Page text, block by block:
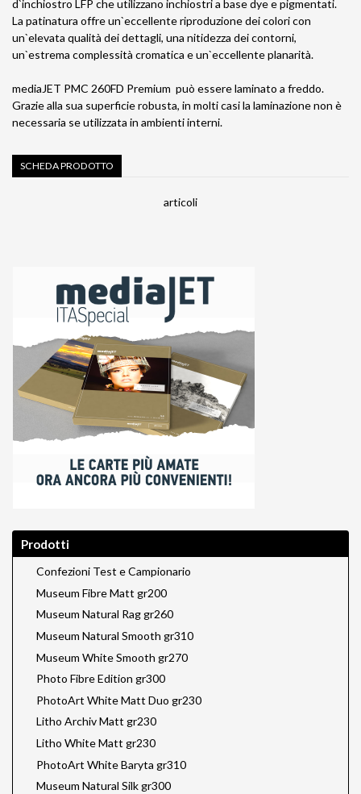
d`inchiostro LFP che utilizzano inchiostri a base dye e pigmentati.
La patinatura offre un`eccellente riproduzione dei colori con
un`elevata qualità dei dettagli, una nitidezza dei contorni,
un`estrema complessità cromatica e un`eccellente planarità.
mediaJET PMC 260FD Premium può essere laminato a freddo.
Grazie alla sua superficie robusta, in molti casi la laminazione non è
necessaria se utilizzata in ambienti interni.
SCHEDA PRODOTTO
articoli
Prodotti
Confezioni Test e Campionario
Museum Fibre Matt gr200
Museum Natural Rag gr260
Museum Natural Smooth gr310
Museum White Smooth gr270
Photo Fibre Edition gr300
PhotoArt White Matt Duo gr230
Litho Archiv Matt gr230
Litho White Matt gr230
PhotoArt White Baryta gr310
Museum Natural Silk gr300